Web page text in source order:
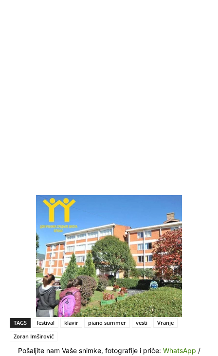
TAGS festival klavir piano summer vesti
Vranje
Zoran Imširović
Pošaljite nam Vaše snimke, fotografije i priče: WhatsApp /